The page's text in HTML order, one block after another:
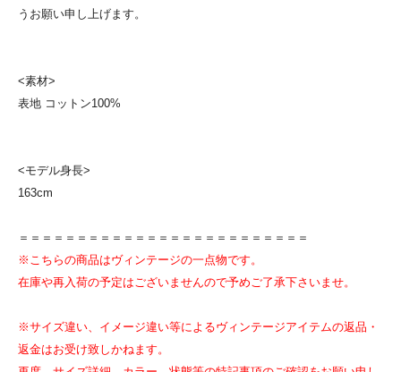
うお願い申し上げます。
<素材>
表地 コットン100%
<モデル身長>
163cm
＝＝＝＝＝＝＝＝＝＝＝＝＝＝＝＝＝＝＝＝＝＝＝＝＝
※こちらの商品はヴィンテージの一点物です。
在庫や再入荷の予定はございませんので予めご了承下さいませ。
※サイズ違い、イメージ違い等によるヴィンテージアイテムの返品・
返金はお受け致しかねます。